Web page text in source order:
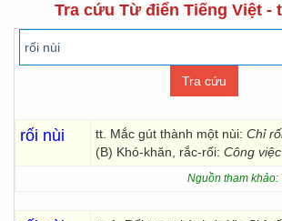
Tra cứu Từ điển Tiếng Việt -
rối nùi tt. Mắc gút thành một nùi: Chỉ
(B) Khó-khăn, rắc-rối: Công
Nguồn tham